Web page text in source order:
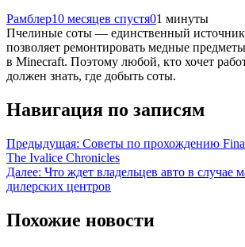
Рамблер10 месяцев спустя01 минуты
Пчелиные соты — единственный источник
позволяет ремонтировать медные
в Minecraft. Поэтому любой, кто хочет
должен знать, где добыть соты.
Навигация по записям
Предыдущая: Советы по прохождению
The Ivalice Chronicles
Далее: Что ждет владельцев авто в случае
дилерских центров
Похожие новости